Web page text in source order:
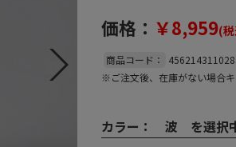
価格： ￥8,959(
商品コード：
※ご注文後、在庫がない場合キ
カラー： 波 を選択